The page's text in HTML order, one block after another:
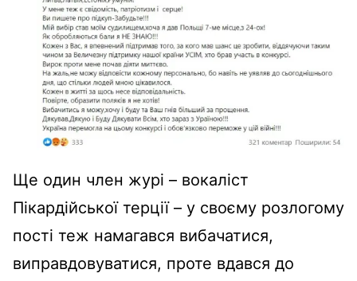
Ще один член журі – вокаліст
Пікардійської терції – у своєму розлогому
пості теж намагався вибачатися,
виправдовуватися, проте вдався до